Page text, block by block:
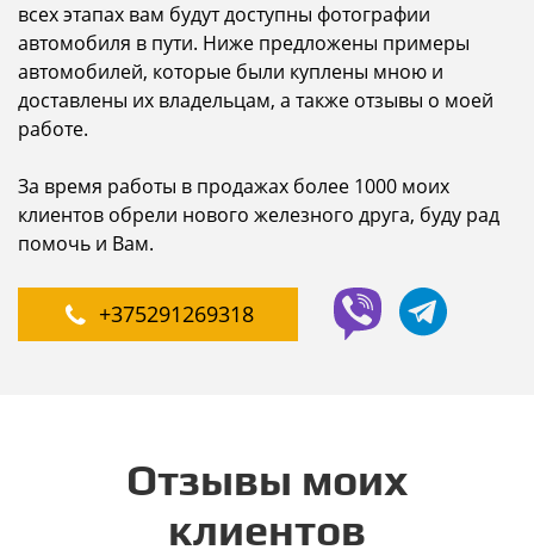
всех этапах вам будут доступны фотографии
автомобиля в пути. Ниже предложены примеры
автомобилей, которые были куплены мною и
доставлены их владельцам, а также отзывы о моей
работе.
За время работы в продажах более 1000 моих
клиентов обрели нового железного друга, буду рад
помочь и Вам.
+375291269318
Oтзывы моих
клиентов